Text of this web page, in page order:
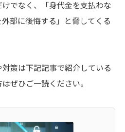
でなく、「身代金を支払わな
部に後悔する」と脅してくる
策は下記記事で紹介している
ぜひご一読ください。